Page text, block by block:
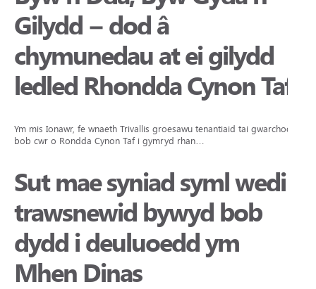
Gilydd – dod â
chymunedau at ei gilydd
ledled Rhondda Cynon Taf
Ym mis Ionawr, fe wnaeth Trivallis groesawu tenantiaid tai gwarchod o
bob cwr o Rondda Cynon Taf i gymryd rhan…
Sut mae syniad syml wedi
trawsnewid bywyd bob
dydd i deuluoedd ym
Mhen Dinas